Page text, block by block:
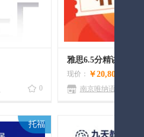
0
雅思6.5分精讲班
现价： ￥20,800.00
南京唯纳语言培训
托福